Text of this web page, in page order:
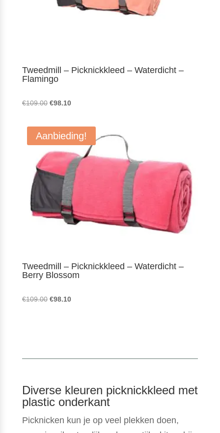
Tweedmill – Picknickkleed – Waterdicht –
Flamingo
€109.00 Oorspronkelijke
was:
€109.00.
€98.10Huidige
is:
€98.10.
Aanbieding!
Tweedmill – Picknickkleed – Waterdicht –
Berry Blossom
€109.00 Oorspronkelijke
€98.10Huidige
Diverse kleuren picknickkleed met
plastic onderkant
Picknicken kun je op veel plekken doen,